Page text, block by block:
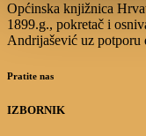
Općinska knjižnica
1899.g., pokretač i
Andrijašević uz potporu
Pratite nas
IZBORNIK